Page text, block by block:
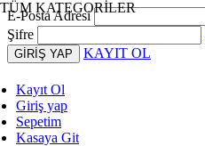
E-Posta Adresi
Şifre
KAYIT OL
Kayıt Ol
Giriş yap
Sepetim
Kasaya Git
TÜM KATEGORİLER